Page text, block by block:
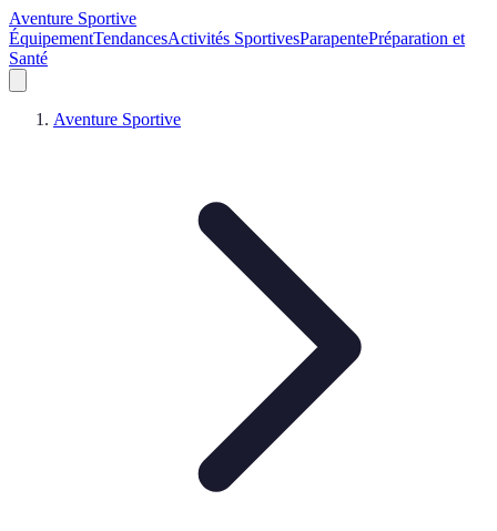
Aventure Sportive
ÉquipementTendancesActivités SportivesParapentePréparation et
Santé
Aventure Sportive